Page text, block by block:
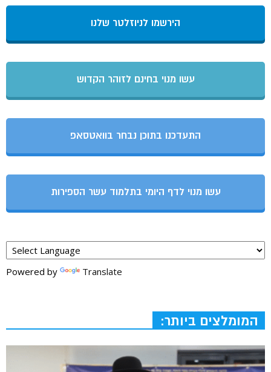
הירשמו לניוזלטר שלנו
עשו מנוי בחינם לזוהר הקדוש
התעדכנו בתוכן נבחר בוואטסאפ
עשו מנוי לדף היומי בתלמוד עשר הספירות
Powered by Translate
המומלצים ביותר: